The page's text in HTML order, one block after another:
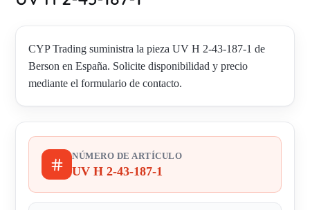
CYP Trading suministra la pieza UV H 2-43-187-1 de
Berson en España. Solicite disponibilidad y precio
mediante el formulario de contacto.
NÚMERO DE ARTÍCULO
UV H 2-43-187-1